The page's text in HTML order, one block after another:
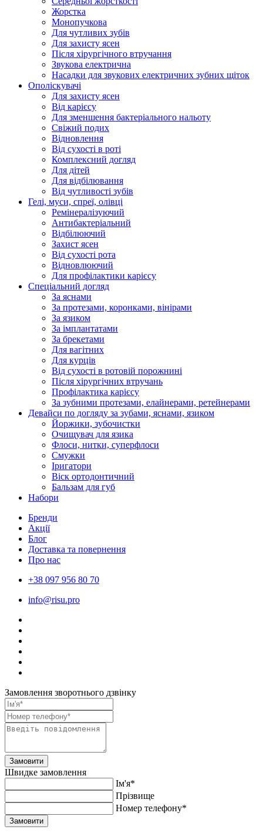
Жорстка
Монопучкова
Для чутливих зубів
Для захисту ясен
Після хірургічного втручання
Звукова електрична
Насадки для звукових електричних зубних щіток
Ополіскувачі
Для захисту ясен
Від карієсу
Для зменшення бактеріального нальоту
Свіжий подих
Відновлення
Від сухості в роті
Комплексний догляд
Для дітей
Для відбілювання
Від чутливості зубів
Гелі, муси, спреї, олівці
Ремінералізуючий
Антибактеріальний
Відбілюючий
Захист ясен
Від сухості рота
Відновлюючий
Для профілактики карієсу
Спеціальний догляд
За яснами
За протезами, коронками, вінірами
За язиком
За імплантатами
За брекетами
Для вагітних
Для курців
Від сухості в ротовій порожнині
Після хірургічних втручань
Профілактика карієсу
За зубними протезами, елайнерами, ретейнерами
Девайси по догляду за зубами, яснами, язиком
Йоржики, зубочистки
Очищувач для язика
Флоси, нитки, суперфлоси
Смужки
Іригатори
Віск ортодонтичний
Бальзам для губ
Набори
Бренди
Акції
Блог
Доставка та повернення
Про нас
+38 097 956 80 70
info@risu.pro
Замовлення зворотнього дзвінку
Замовити
Швидке замовлення
Ім'я*
Прiзвище
Номер телефону*